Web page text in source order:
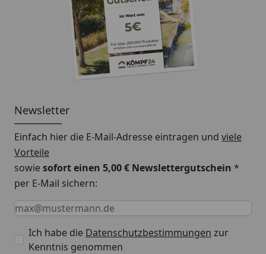
Für die Ermittlung der zulässigen Last wurde auf der
Widerstandsseite der Teilsicherheitsbeiwert aus der
Zulassung yM = 1,5 und auf der Einwirkungsseite ein
Teilsicherheitswert yF = 1,4 berücksichtigt
Technisches Datenblatt Tools Metalldübel
Newsletter
Einfach hier die E-Mail-Adresse eintragen und viele
Vorteile
sowiesofort einen 5,00 € Newslettergutschein *
per E-Mail sichern:
Keine Eingabe erforderlich
Eingabe erforderlich
E-Mail *
Ich habe die Datenschutzbestimmungen zur
Kenntnis genommen